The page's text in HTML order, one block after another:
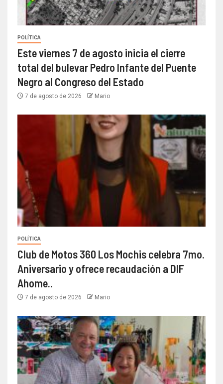
POLÍTICA
Este viernes 7 de agosto inicia el cierre
total del bulevar Pedro Infante del Puente
Negro al Congreso del Estado
7 de agosto de 2026 Mario
POLÍTICA
Club de Motos 360 Los Mochis celebra 7mo.
Aniversario y ofrece recaudación a DIF
Ahome..
7 de agosto de 2026 Mario